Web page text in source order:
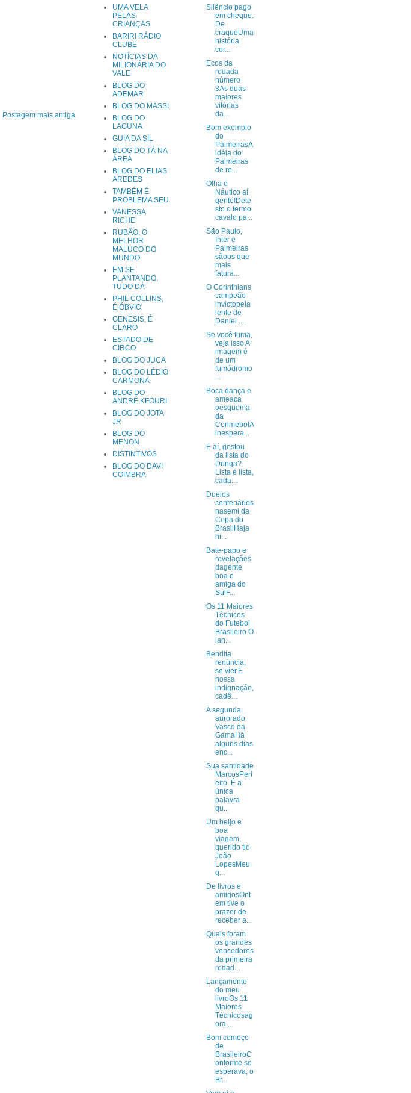
Postagem mais antiga
UMA VELA
PELAS
CRIANÇAS
BARIRI RÁDIO
CLUBE
NOTÍCIAS DA
MILIONÁRIA DO
VALE
BLOG DO
ADEMAR
BLOG DO MASSI
BLOG DO
LAGUNA
GUIA DA SIL
BLOG DO TÁ NA
ÁREA
BLOG DO ELIAS
AREDES
TAMBÉM É
PROBLEMA SEU
VANESSA
RICHE
RUBÃO, O
MELHOR
MALUCO DO
MUNDO
EM SE
PLANTANDO,
TUDO DÁ
PHIL COLLINS,
É ÓBVIO
GENESIS, É
CLARO
ESTADO DE
CIRCO
BLOG DO JUCA
BLOG DO LÉDIO
CARMONA
BLOG DO
ANDRÉ KFOURI
BLOG DO JOTA
JR
BLOG DO
MENON
DISTINTIVOS
BLOG DO DAVI
COIMBRA
Silêncio pago
em cheque.
De
craqueUma
história
cor...
Ecos da
rodada
número
3As duas
maiores
vitórias
da...
Bom exemplo
do
PalmeirasA
idéia do
Palmeiras
de re...
Olha o
Náutico aí,
gente!Dete
sto o termo
cavalo pa...
São Paulo,
Inter e
Palmeiras
sãoos que
mais
fatura...
O Corinthians
campeão
invictopela
lente de
Daniel ...
Se você fuma,
veja isso A
imagem é
de um
fumódromo
...
Boca dança e
ameaça
oesquema
da
ConmebolA
inespera...
E aí, gostou
da lista do
Dunga?
Lista é lista,
cada...
Duelos
centenários
nasemi da
Copa do
BrasilHaja
hi...
Bate-papo e
revelações
dagente
boa e
amiga do
SulF...
Os 11 Maiores
Técnicos
do Futebol
Brasileiro.O
lan...
Bendita
renúncia,
se vier.E
nossa
indignação,
cadê...
A segunda
aurorado
Vasco da
GamaHá
alguns dias
enc...
Sua santidade
MarcosPerf
eito. É a
única
palavra
qu...
Um beijo e
boa
viagem,
querido tio
João
LopesMeu
q...
De livros e
amigosOnt
em tive o
prazer de
receber a...
Quais foram
os grandes
vencedores
da primeira
rodad...
Lançamento
do meu
livroOs 11
Maiores
Técnicosag
ora...
Bom começo
de
BrasileiroC
onforme se
esperava, o
Br...